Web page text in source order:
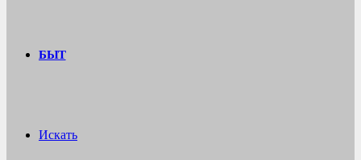
БЫТ
Искать